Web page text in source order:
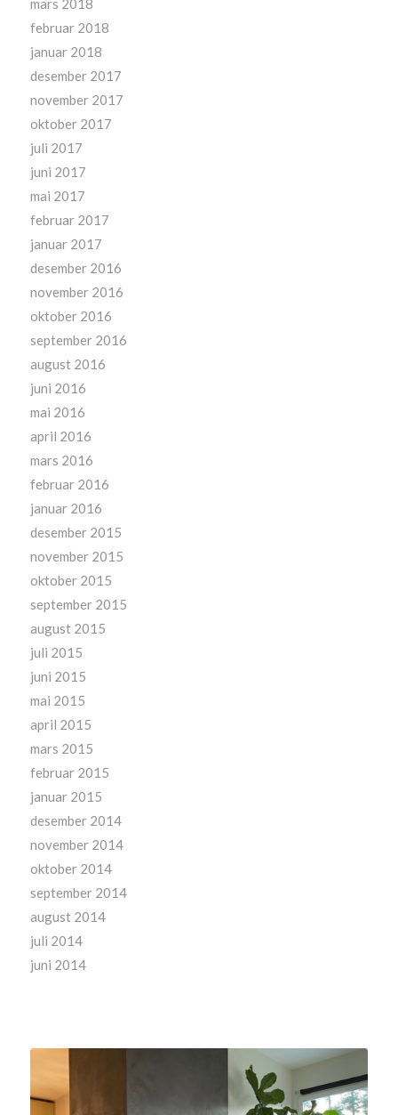
mars 2018
februar 2018
januar 2018
desember 2017
november 2017
oktober 2017
juli 2017
juni 2017
mai 2017
februar 2017
januar 2017
desember 2016
november 2016
oktober 2016
september 2016
august 2016
juni 2016
mai 2016
april 2016
mars 2016
februar 2016
januar 2016
desember 2015
november 2015
oktober 2015
september 2015
august 2015
juli 2015
juni 2015
mai 2015
april 2015
mars 2015
februar 2015
januar 2015
desember 2014
november 2014
oktober 2014
september 2014
august 2014
juli 2014
juni 2014